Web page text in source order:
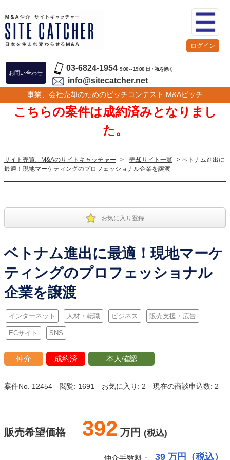
お問い合わせ
03-6824-1954 9:00～19:00 日・祝を除く
info@sitecatcher.net
事業、会社売却のためのピッチコンテスト M&Aピッチ
ログイン
こちらの案件は成約済みとなりまし
た。
サイト売買、M&Aのサイトキャッチャー > 売却サイト一覧 > ベトナム進出に
最適！現地マーケティングのプロフェッショナル企業を譲渡
お気に入り登録
ベトナム進出に最適！現地マーケ
ティングのプロフェッショナル
企業を譲渡
インターネット 人材・転職 ビジネス 販売支援・広告
ECサイト SNS
仲介 成約済 本人確認
案件No. 12454 閲覧: 1691 お気に入り: 2 現在の商談申込数: 2
販売希望価格 392 万円 (税込)
39 万円（税込）